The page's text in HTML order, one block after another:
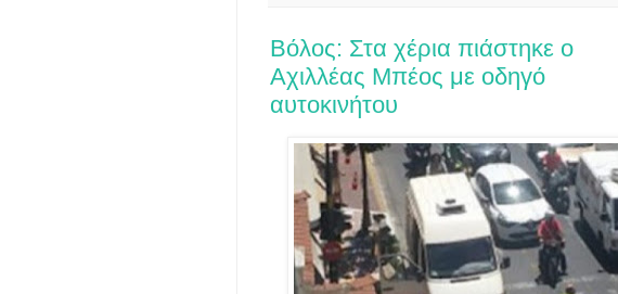
Bόλος: Στα χέρια πιάστηκε ο
Αχιλλέας Μπέος με οδηγό
αυτοκινήτου